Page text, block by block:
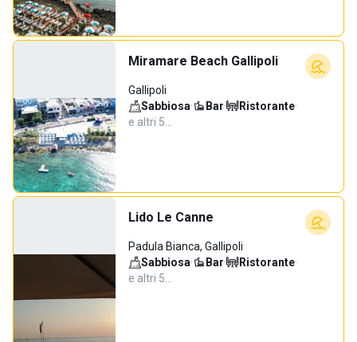
Miramare Beach Gallipoli
Gallipoli
Sabbiosa· Bar· Ristorante·
e altri 5…
Lido Le Canne
Padula Bianca, Gallipoli
Sabbiosa· Bar· Ristorante·
e altri 5…